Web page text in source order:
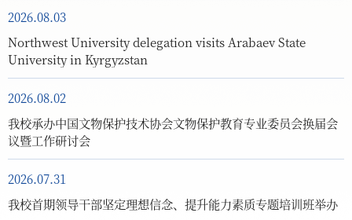
2026.08.03
Northwest University delegation visits Arabaev State
University in Kyrgyzstan
2026.08.02
我校承办中国文物保护技术协会文物保护教育专业委员会换届会
议暨工作研讨会
2026.07.31
我校首期领导干部坚定理想信念、提升能力素质专题培训班举办